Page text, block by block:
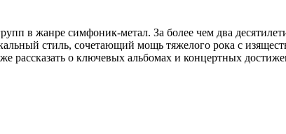
в жанре симфоник-метал. За более чем два
стиль, сочетающий мощь тяжелого рока с
рассказать о ключевых альбомах и концертных